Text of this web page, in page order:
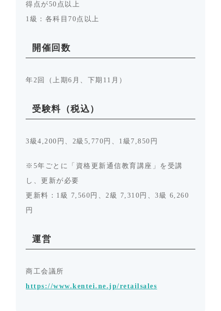
得点が50点以上
1級：各科目70点以上
開催回数
年2回（上期6月、下期11月）
受験料（税込）
3級4,200円、2級5,770円、1級7,850円
※5年ごとに「資格更新通信教育講座」を受講
し、更新が必要
更新料：1級 7,560円、2級 7,310円、3級 6,260
円
運営
商工会議所
https://www.kentei.ne.jp/retailsales